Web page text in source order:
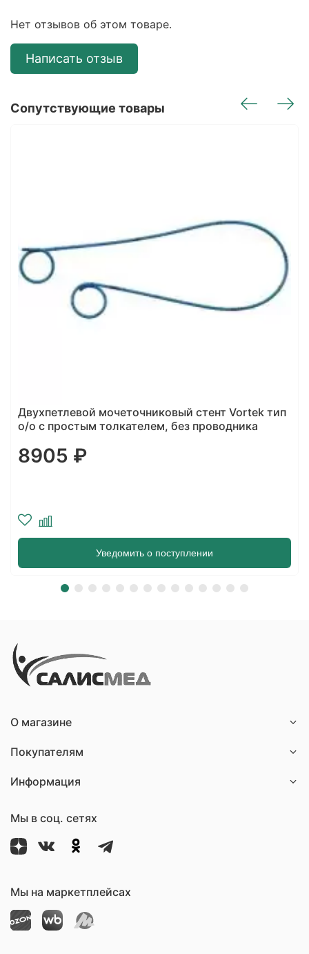
Нет отзывов об этом товаре.
Написать отзыв
Сопутствующие товары
Двухпетлевой мочеточниковый стент Vortek тип
о/о с простым толкателем, без проводника
8905 ₽
Уведомить о поступлении
О магазине
Покупателям
Информация
Мы в соц. сетях
Мы на маркетплейсах